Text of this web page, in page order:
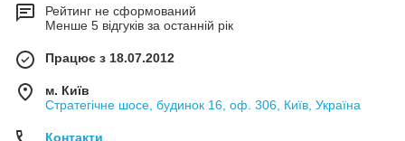
Рейтинг не сформований
Менше 5 відгуків за останній рік
Працює з 18.07.2012
м. Київ
Стратегічне шосе, будинок 16, оф. 306, Київ, Україна
Контакти